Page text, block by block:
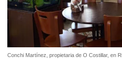
Conchi Martínez, propietaria de O Costillar, en